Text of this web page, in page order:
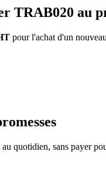
TRAB020 au
pour l'achat d'un
quotidien, sans payer